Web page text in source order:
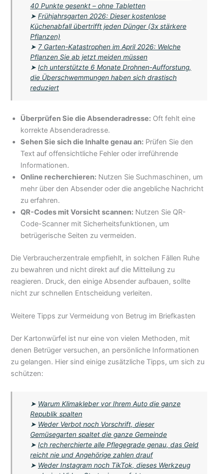
40 Punkte gesenkt – ohne Tabletten
➤Frühjahrsgarten 2026: Dieser kostenlose
Küchenabfall übertrifft jeden Dünger (3x stärkere
Pflanzen)
➤ 7 Garten-Katastrophen im April 2026: Welche
Pflanzen Sie ab jetzt meiden müssen
➤Ich unterstützte 6 Monate Drohnen-Aufforstung,
die Überschwemmungen haben sich drastisch
reduziert
Überprüfen Sie die Absenderadresse: Oft fehlt eine
korrekte Absenderadresse.
Sehen Sie sich die Inhalte genau an: Prüfen Sie den
Text auf offensichtliche Fehler oder irreführende
Informationen.
Online recherchieren: Nutzen Sie Suchmaschinen, um
mehr über den Absender oder die angebliche Nachricht
zu erfahren.
QR-Codes mit Vorsicht scannen: Nutzen Sie QR-
Code-Scanner mit Sicherheitsfunktionen, um
betrügerische Seiten zu vermeiden.
Die Verbraucherzentrale empfiehlt, in solchen Fällen Ruhe
zu bewahren und nicht direkt auf die Mitteilung zu
reagieren. Druck, den einige Absender aufbauen, sollte
nicht zur schnellen Entscheidung verleiten.
Weitere Tipps zur Vermeidung von Betrug im Briefkasten
Der Kartonwürfel ist nur eine von vielen Methoden, mit
denen Betrüger versuchen, an persönliche Informationen
zu gelangen. Hier sind einige zusätzliche Tipps, um sich zu
schützen:
➤ Warum Klimakleber vor Ihrem Auto die ganze
Republik spalten
➤ Weder Verbot noch Vorschrift, dieser
Gemüsegarten spaltet die ganze Gemeinde
➤Ich recherchierte alle Pflegegrade genau, das Geld
reicht nie und Angehörige zahlen drauf
➤ Weder Instagram noch TikTok, dieses Werkzeug